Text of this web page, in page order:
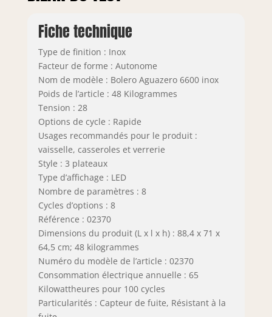
Fiche technique
Type de finition : Inox
Facteur de forme : Autonome
Nom de modèle : Bolero Aguazero 6600 inox
Poids de l’article : 48 Kilogrammes
Tension : 28
Options de cycle : Rapide
Usages recommandés pour le produit :
vaisselle, casseroles et verrerie
Style : 3 plateaux
Type d’affichage : LED
Nombre de paramètres : 8
Cycles d’options : 8
Référence : 02370
Dimensions du produit (L x l x h) : 88,4 x 71 x
64,5 cm; 48 kilogrammes
Numéro du modèle de l’article : 02370
Consommation électrique annuelle : 65
Kilowattheures pour 100 cycles
Particularités : Capteur de fuite, Résistant à la